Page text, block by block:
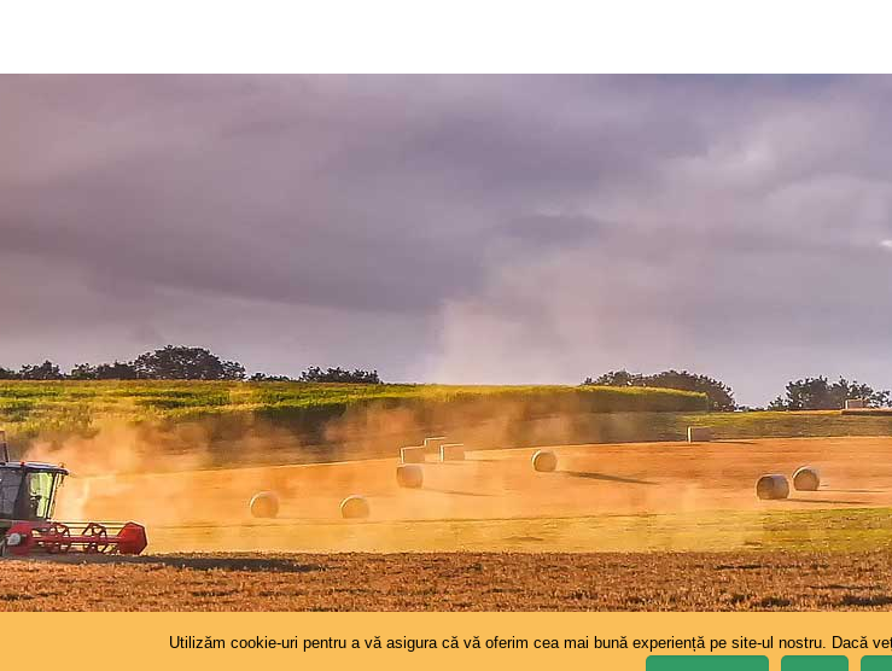
Utilizăm cookie-uri pentru a vă asigura că vă oferim cea mai bună experiență pe site-ul nostru. Dacă